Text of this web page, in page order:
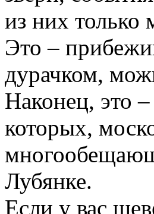
из них только
Это –
дурачком,
Наконец, это
которых,
Лубянке.
Если у вас